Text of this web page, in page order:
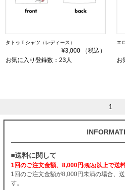
タトゥＴシャツ（レディース）
¥3,000 （税込）
お気に入り登録数：23人
エ
お
1
■送料に関して
1回のご注文金額、8,000円(税込)以上で送
1回のご注文金額が8,000円未満の場合、
す。